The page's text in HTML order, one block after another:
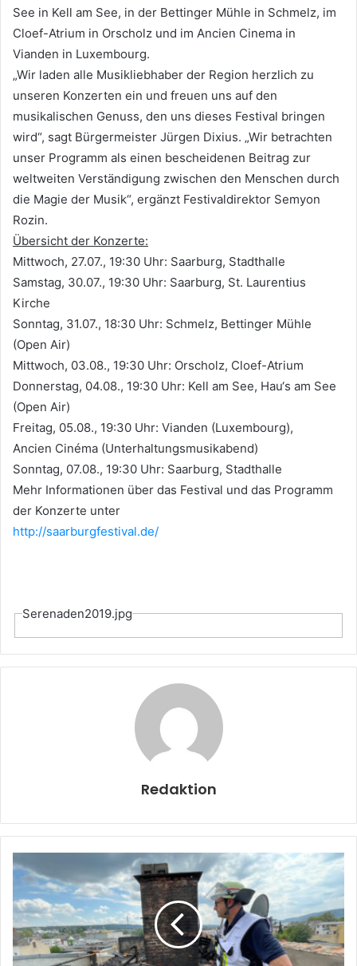
See in Kell am See, in der Bettinger Mühle in Schmelz, im
Cloef-Atrium in Orscholz und im Ancien Cinema in
Vianden in Luxembourg.
„Wir laden alle Musikliebhaber der Region herzlich zu
unseren Konzerten ein und freuen uns auf den
musikalischen Genuss, den uns dieses Festival bringen
wird“, sagt Bürgermeister Jürgen Dixius. „Wir betrachten
unser Programm als einen bescheidenen Beitrag zur
weltweiten Verständigung zwischen den Menschen durch
die Magie der Musik“, ergänzt Festivaldirektor Semyon
Rozin.
Übersicht der Konzerte:
Mittwoch, 27.07., 19:30 Uhr: Saarburg, Stadthalle
Samstag, 30.07., 19:30 Uhr: Saarburg, St. Laurentius
Kirche
Sonntag, 31.07., 18:30 Uhr: Schmelz, Bettinger Mühle
(Open Air)
Mittwoch, 03.08., 19:30 Uhr: Orscholz, Cloef-Atrium
Donnerstag, 04.08., 19:30 Uhr: Kell am See, Hau‘s am See
(Open Air)
Freitag, 05.08., 19:30 Uhr: Vianden (Luxembourg),
Ancien Cinéma (Unterhaltungsmusikabend)
Sonntag, 07.08., 19:30 Uhr: Saarburg, Stadthalle
Mehr Informationen über das Festival und das Programm
der Konzerte unter
http://saarburgfestival.de/
Serenaden2019.jpg
Redaktion